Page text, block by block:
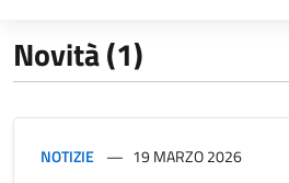
Novità (1)
NOTIZIE 19 MARZO 2026